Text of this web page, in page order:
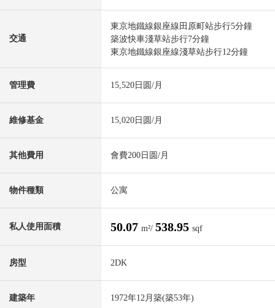
交通
東京地鐵線銀座線田原町站步行5分鐘
築波快車淺草站步行7分鐘
東京地鐵線銀座線淺草站步行12分鐘
管理費 15,520日圆/月
維修基金 15,020日圆/月
其他費用 會費200日圆/月
物件種類 公寓
私人使用面積 50.07 m²/ 538.95 sqf
房型 2DK
建築年 1972年12月築(築53年)